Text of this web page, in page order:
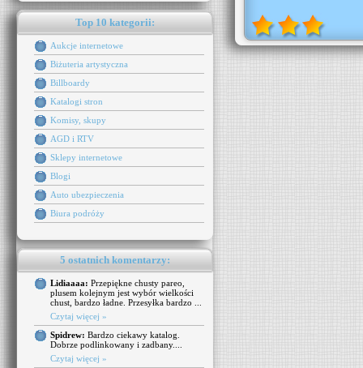
Top 10 kategorii:
Aukcje internetowe
Biżuteria artystyczna
Billboardy
Katalogi stron
Komisy, skupy
AGD i RTV
Sklepy internetowe
Blogi
Auto ubezpieczenia
Biura podróży
5 ostatnich komentarzy:
Lidiaaaa: Przepiękne chusty pareo,
plusem kolejnym jest wybór wielkości
chust, bardzo ładne. Przesyłka bardzo ...
Czytaj więcej »
Spidrew: Bardzo ciekawy katalog.
Dobrze podlinkowany i zadbany....
Czytaj więcej »